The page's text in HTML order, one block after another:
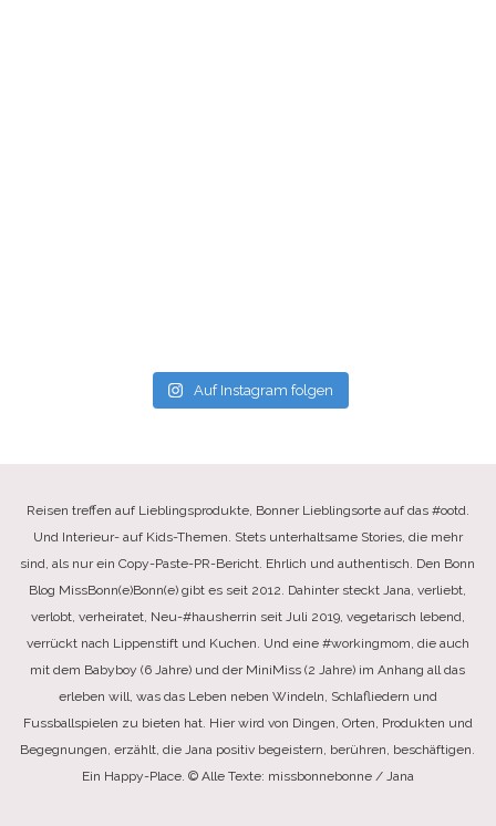
Auf Instagram folgen
Reisen treffen auf Lieblingsprodukte, Bonner Lieblingsorte auf das #ootd.
Und Interieur- auf Kids-Themen. Stets unterhaltsame Stories, die mehr
sind, als nur ein Copy-Paste-PR-Bericht. Ehrlich und authentisch. Den Bonn
Blog MissBonn(e)Bonn(e) gibt es seit 2012. Dahinter steckt Jana, verliebt,
verlobt, verheiratet, Neu-#hausherrin seit Juli 2019, vegetarisch lebend,
verrückt nach Lippenstift und Kuchen. Und eine #workingmom, die auch
mit dem Babyboy (6 Jahre) und der MiniMiss (2 Jahre) im Anhang all das
erleben will, was das Leben neben Windeln, Schlafliedern und
Fussballspielen zu bieten hat. Hier wird von Dingen, Orten, Produkten und
Begegnungen, erzählt, die Jana positiv begeistern, berühren, beschäftigen.
Ein Happy-Place. © Alle Texte: missbonnebonne / Jana